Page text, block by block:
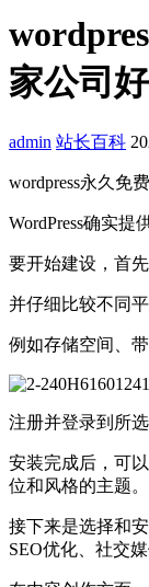
家公司好
admin 站长百科
wordpress永久免费
WordPress确实提
要开始建设，首
并仔细比较不同
例如存储空间、
注册并登录到所
安装完成后，可
位和风格的主题。
接下来是选择和
SEO优化、社交媒